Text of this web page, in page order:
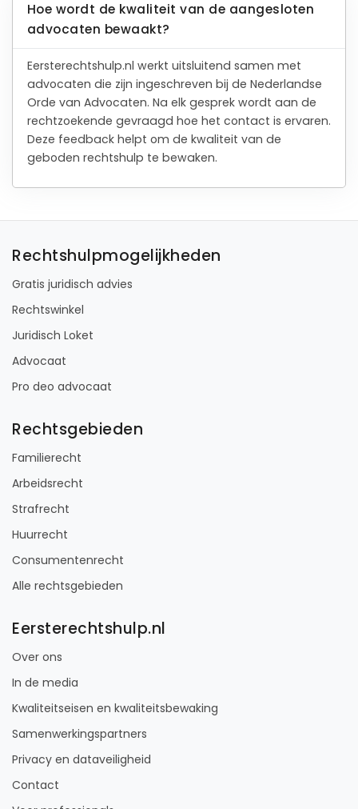
Hoe wordt de kwaliteit van de aangesloten
advocaten bewaakt?
Eersterechtshulp.nl werkt uitsluitend samen met
advocaten die zijn ingeschreven bij de Nederlandse
Orde van Advocaten. Na elk gesprek wordt aan de
rechtzoekende gevraagd hoe het contact is ervaren.
Deze feedback helpt om de kwaliteit van de
geboden rechtshulp te bewaken.
Rechtshulpmogelijkheden
Gratis juridisch advies
Rechtswinkel
Juridisch Loket
Advocaat
Pro deo advocaat
Rechtsgebieden
Familierecht
Arbeidsrecht
Strafrecht
Huurrecht
Consumentenrecht
Alle rechtsgebieden
Eersterechtshulp.nl
Over ons
In de media
Kwaliteitseisen en kwaliteitsbewaking
Samenwerkingspartners
Privacy en dataveiligheid
Contact